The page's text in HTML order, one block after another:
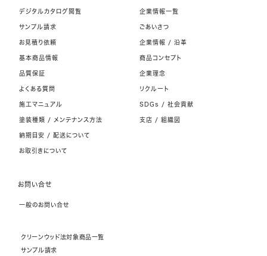
デジタルカタログ閲覧
サンプル請求
お見積り依頼
基本商品情報
品質保証
よくある質問
施工マニュアル
塗装種類 / メンテナンス方法
納期目安 / 配送について
お取引きについて
企業情報一覧
ごあいさつ
企業情報 / 沿革
商品コンセプト
企業理念
リクルート
SDGs / 社会貢献
支店 / 組織図
お問い合せ
一般のお問い合せ
クリーンウッド法対象商品一覧
サンプル請求